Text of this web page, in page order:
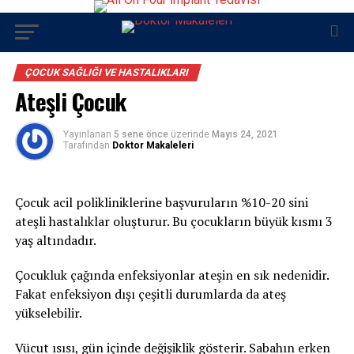
ÇOCUK SAĞLIĞI VE HASTALIKLARI
Ateşli Çocuk
Yayınlanan 5 sene önce üzerinde Mayıs 24, 2021
Tarafından Doktor Makaleleri
Çocuk acil polikliniklerine başvuruların %10-20 sini
ateşli hastalıklar oluşturur. Bu çocukların büyük kısmı 3
yaş altındadır.
Çocukluk çağında enfeksiyonlar ateşin en sık nedenidir.
Fakat enfeksiyon dışı çeşitli durumlarda da ateş
yükselebilir.
Vücut ısısı, gün içinde değişiklik gösterir. Sabahın erken